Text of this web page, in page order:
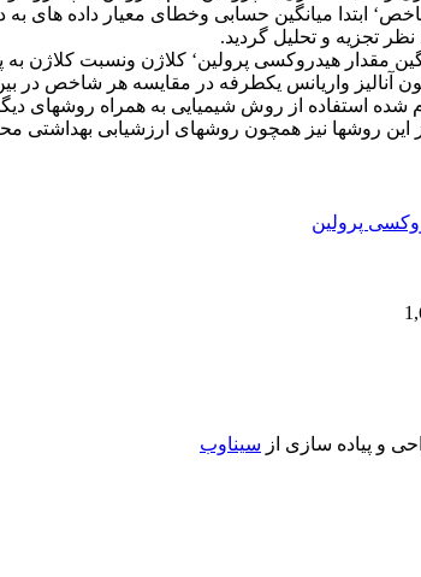
ابتدا میانگین حسابی وخطای معیار داده های
تجزیه و تحلیل گردید.
شده استفاده از روش شیمیایی به همراه روشهای
این روشها نیز همچون روشهای ارزشیابی بهداشتی
پرولین
و پیاده سازی از سیناوب